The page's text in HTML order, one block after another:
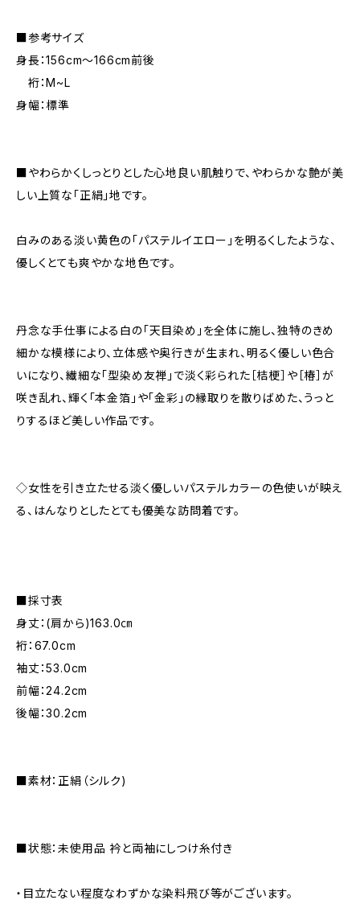
■参考サイズ
身長：156cm～166cm前後
裄：M~L
身幅：標準
■やわらかくしっとりとした心地良い肌触りで、やわらかな艶が美
しい上質な「正絹」地です。
白みのある淡い黄色の「パステルイエロー」を明るくしたような、
優しくとても爽やかな地色です。
丹念な手仕事による白の「天目染め」を全体に施し、独特のきめ
細かな模様により、立体感や奥行きが生まれ、明るく優しい色合
いになり、繊細な「型染め友禅」で淡く彩られた［桔梗］や［椿］が
咲き乱れ、輝く「本金箔」や「金彩」の縁取りを散りばめた、うっと
りするほど美しい作品です。
◇女性を引き立たせる淡く優しいパステルカラーの色使いが映え
る、はんなりとしたとても優美な訪問着です。
■採寸表
身丈：(肩から)163.0㎝
裄：67.0cm
袖丈：53.0cm
前幅：24.2cm
後幅：30.2cm
■素材：正絹（シルク)
■状態：未使用品 衿と両袖にしつけ糸付き
・目立たない程度なわずかな染料飛び等がございます。